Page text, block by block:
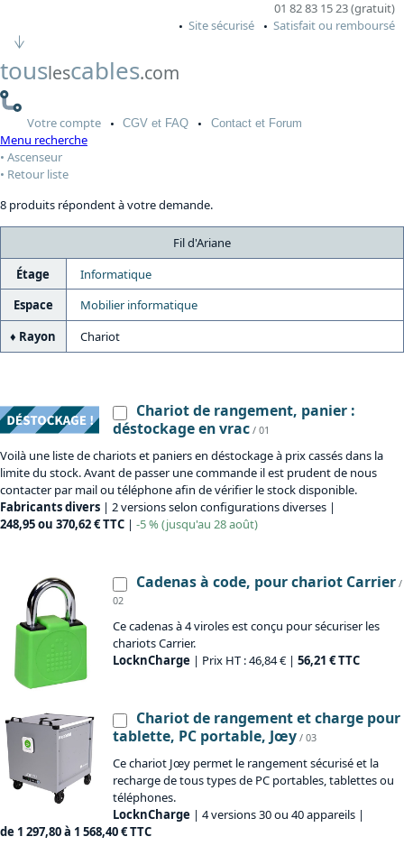
01 82 83 15 23 (gratuit)
Site sécurisé
Satisfait ou remboursé
touslescables.com
Votrecompte CGV et FAQ Contactet Forum
Menu recherche
Ascenseur
Retour liste
8 produits répondent à votre demande.
Fil d'Ariane
Étage
Informatique
Espace
Mobilier informatique
Rayon
Chariot
Chariot de rangement, panier :
déstockage en vrac / 01
Voilà une liste de chariots et paniers en déstockage à prix cassés dans la
limite du stock. Avant de passer une commande il est prudent de nous
contacter par mail ou téléphone afin de vérifier le stock disponible.
Fabricants divers | 2 versions selon configurations diverses |
248,95 ou 370,62 € TTC | -5 % (jusqu'au 28 août)
Cadenas à code, pour chariot Carrier /
02
Ce cadenas à 4 viroles est conçu pour sécuriser les
chariots Carrier.
LocknCharge | Prix HT : 46,84 € | 56,21 € TTC
Chariot de rangement et charge pour
tablette, PC portable, Jœy / 03
Ce chariot Jœy permet le rangement sécurisé et la
recharge de tous types de PC portables, tablettes ou
téléphones.
LocknCharge | 4 versions 30 ou 40 appareils |
de 1 297,80 à 1 568,40 € TTC